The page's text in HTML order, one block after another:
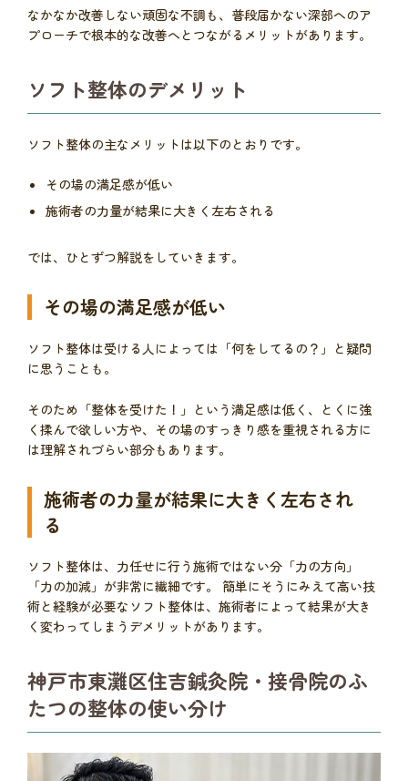
なかなか改善しない頑固な不調も、普段届かない深部へのア
プローチで根本的な改善へとつながるメリットがあります。
ソフト整体のデメリット
ソフト整体の主なメリットは以下のとおりです。
その場の満足感が低い
施術者の力量が結果に大きく左右される
では、ひとずつ解説をしていきます。
その場の満足感が低い
ソフト整体は受ける人によっては「何をしてるの？」と疑問
に思うことも。
そのため「整体を受けた！」という満足感は低く、とくに強
く揉んで欲しい方や、その場のすっきり感を重視される方に
は理解されづらい部分もあります。
施術者の力量が結果に大きく左右され
る
ソフト整体は、力任せに行う施術ではない分「力の方向」
「力の加減」が非常に繊細です。 簡単にそうにみえて高い技
術と経験が必要なソフト整体は、施術者によって結果が大き
く変わってしまうデメリットがあります。
神戸市東灘区住吉鍼灸院・接骨院のふ
たつの整体の使い分け